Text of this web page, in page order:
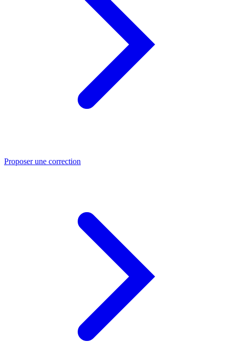
Proposer une correction